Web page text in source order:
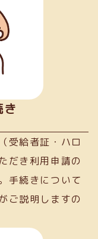
受給者証・ハロ
だき利用申請の
手続きについて
ご説明しますの